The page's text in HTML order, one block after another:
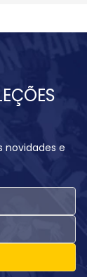
novidades e